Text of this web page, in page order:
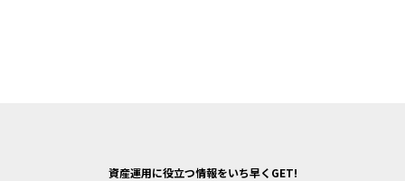
資産運用に役立つ情報をいち早くGET!